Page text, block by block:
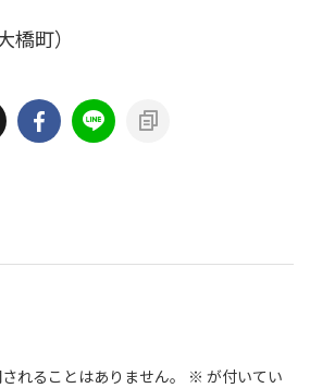
町）
れることはありません。 ※ が付いてい